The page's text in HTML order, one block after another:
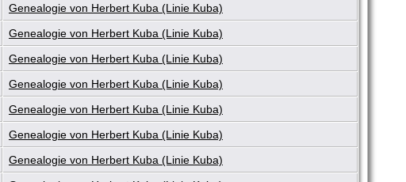
Genealogie von Herbert Kuba (Linie Kuba)
Genealogie von Herbert Kuba (Linie Kuba)
Genealogie von Herbert Kuba (Linie Kuba)
Genealogie von Herbert Kuba (Linie Kuba)
Genealogie von Herbert Kuba (Linie Kuba)
Genealogie von Herbert Kuba (Linie Kuba)
Genealogie von Herbert Kuba (Linie Kuba)